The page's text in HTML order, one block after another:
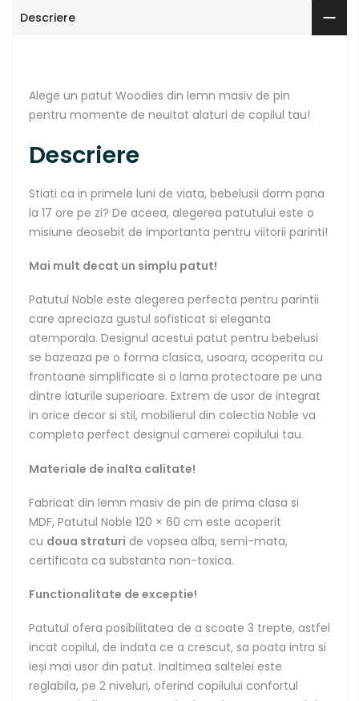
Descriere
Alege un patut Woodies din lemn masiv de pin
pentru momente de neuitat alaturi de copilul tau!
Descriere
Stiati ca in primele luni de viata, bebelusii dorm pana
la 17 ore pe zi? De aceea, alegerea patutului este o
misiune deosebit de importanta pentru viitorii parinti!
Mai mult decat un simplu patut!
Patutul Noble este alegerea perfecta pentru parintii
care apreciaza gustul sofisticat si eleganta
atemporala. Designul acestui patut pentru bebelusi
se bazeaza pe o forma clasica, usoara, acoperita cu
frontoane simplificate si o lama protectoare pe una
dintre laturile superioare. Extrem de usor de integrat
in orice decor si stil, mobilierul din colectia Noble va
completa perfect designul camerei copilului tau.
Materiale de inalta calitate!
Fabricat din lemn masiv de pin de prima clasa si
MDF, Patutul Noble 120 × 60 cm este acoperit
cu doua straturi de vopsea alba, semi-mata,
certificata ca substanta non-toxica.
Functionalitate de exceptie!
Patutul ofera posibilitatea de a scoate 3 trepte, astfel
incat copilul, de indata ce a crescut, sa poata intra si
ieși mai usor din patut. Inaltimea saltelei este
reglabila, pe 2 niveluri, oferind copilului confortul